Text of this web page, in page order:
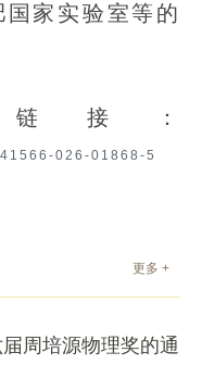
家实验室等的
：
026-01868-5
更多 +
周培源物理奖的通